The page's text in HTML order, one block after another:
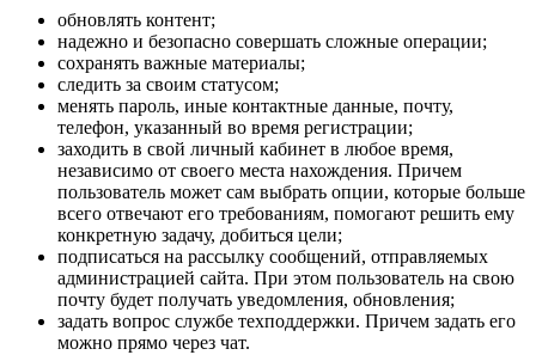
обновлять контент;
надежно и безопасно совершать сложные операции;
сохранять важные материалы;
следить за своим статусом;
менять пароль, иные контактные данные, почту,
телефон, указанный во время регистрации;
заходить в свой личный кабинет в любое время,
независимо от своего места нахождения. Причем
пользователь может сам выбрать опции, которые больше
всего отвечают его требованиям, помогают решить ему
конкретную задачу, добиться цели;
подписаться на рассылку сообщений, отправляемых
администрацией сайта. При этом пользователь на свою
почту будет получать уведомления, обновления;
задать вопрос службе техподдержки. Причем задать его
можно прямо через чат.